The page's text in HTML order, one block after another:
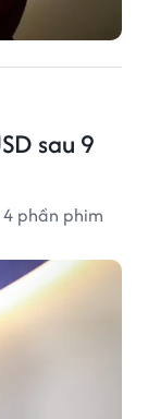
sau 9
phần phim